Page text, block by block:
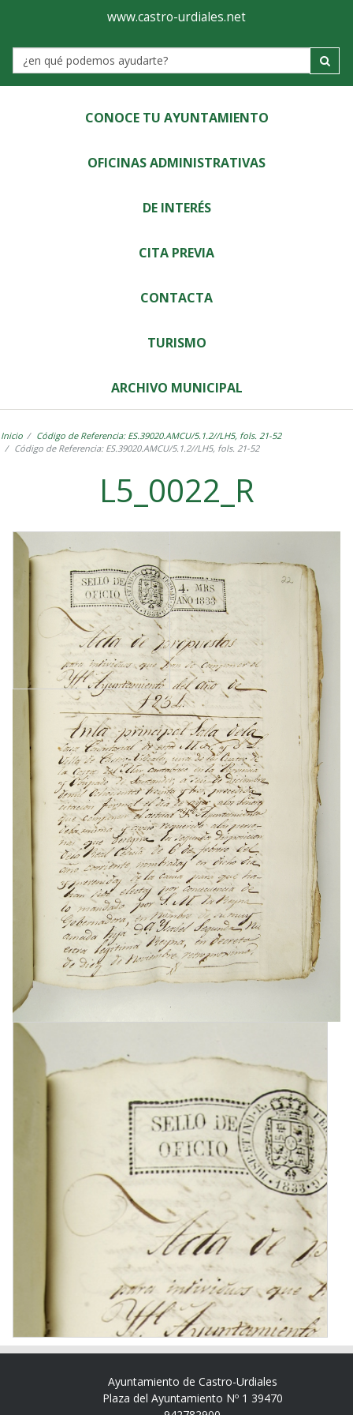
Ayuntamiento
de
Castro-
Urdiales
www.castro-urdiales.net
Label
CONOCE TU AYUNTAMIENTO
OFICINAS ADMINISTRATIVAS
DE INTERÉS
CITA PREVIA
CONTACTA
TURISMO
ARCHIVO MUNICIPAL
Inicio
Código de Referencia: ES.39020.AMCU/5.1.2//LH5, fols. 21-52
Código de Referencia: ES.39020.AMCU/5.1.2//LH5, fols. 21-52
L5_0022_R
Ayuntamiento de Castro-Urdiales
Plaza del Ayuntamiento Nº 1 39470